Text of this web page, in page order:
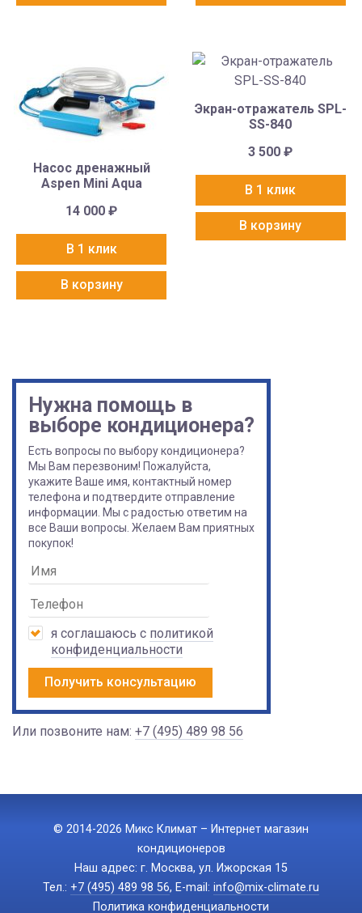
Насос дренажный
Aspen Mini Aqua
14 000₽
В 1 клик
В корзину
Экран-отражатель SPL-
SS-840
3 500₽
В 1 клик
В корзину
Нужна помощь в
выборе кондиционера?
Есть вопросы по выбору кондиционера?
Мы Вам перезвоним! Пожалуйста,
укажите Ваше имя, контактный номер
телефона и подтвердите отправление
информации. Мы с радостью ответим на
все Ваши вопросы. Желаем Вам приятных
покупок!
я соглашаюсь с политикой
конфиденциальности
Получить консультацию
Или позвоните нам: +7 (495) 489 98 56
© 2014-2026 Микс Климат – Интернет магазин
кондиционеров
Наш адрес: г. Москва, ул. Ижорская 15
Тел.: +7 (495) 489 98 56, E-mail: info@mix-climate.ru
Политика конфиденциальности